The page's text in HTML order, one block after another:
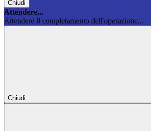
Chiudi
Attendere...
Attendere il completamento dell'operazione...
Chiudi